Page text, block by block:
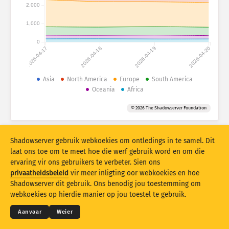
Aanvalstatistieke: Toestelle
Merker
Stacking Gestapel Oorvleueling
Dateer resultate outomaties op
Dateer op Stel terug
Laai as PNG af
2026-04-17 2026-04-18 2026-04-19 2026-04-20
0
1,000
2,000
Asia North America Europe
South America
Oceania
Africa
© 2026 The Shadowserver Foundation
© 2026THE SHADOWSERVER FOUNDATION
Privaatheid en bepalings
Kontak ons Krediete
Shadowserver gebruik webkoekies om ontledings in te samel. Dit
laat ons toe om te meet hoe die werf gebruik word en om die
ervaring vir ons gebruikers te verbeter. Sien ons
privaatheidsbeleid vir meer inligting oor webkoekies en hoe
Shadowserver dit gebruik. Ons benodig jou toestemming om
webkoekies op hierdie manier op jou toestel te gebruik.
Aanvaar Weier